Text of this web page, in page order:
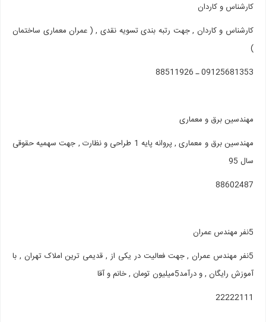
کارشناس و کاردان
کارشناس و کاردان , جهت رتبه بندی تسویه نقدی , ( عمران معماری ساختمان
09125681353 ـ 88511926
مهندسین برق و معماری
مهندسین برق و معماری , پروانه پایه 1 طراحی و نظارت , جهت سهمیه حقوقی
سال 95
88602487
5نفر مهندس عمران , جهت فعالیت در یکی از , قدیمی ترین املاک تهران , با
آموزش رایگان , و درآمد5میلیون تومان , خانم و آقا
22222111